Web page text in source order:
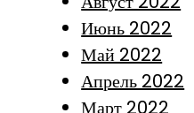
Июнь 2022
Май 2022
Апрель 2022
Март 2022